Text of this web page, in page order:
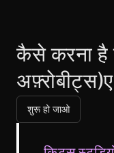
कैसे करना है
शुरू हो जाओ